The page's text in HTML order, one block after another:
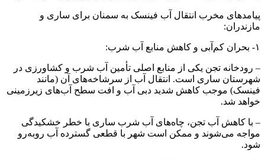
پیامدهای مخرب انتقال آب فینسک به سمنان برای ساری و
مازندران:
۱- بحران کم‌آبی و کاهش منابع آب شرب:
– رودخانه تجن یکی از منابع اصلی تأمین آب شرب و کشاورزی در
شهرستان ساری است. انتقال آب از سرشاخه‌های آن (مانند
فینسک) موجب کاهش شدید دبی آب و افت سطح آب‌های زیرزمینی
خواهد شد.
– با کاهش آب تجن، چاه‌های آب شرب ساری با خطر خشکیدگی
مواجه می‌شوند و ممکن است شهر با قطعی گسترده آب روبه‌رو
شود.